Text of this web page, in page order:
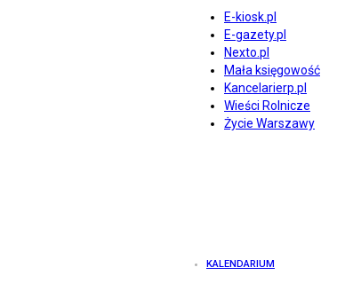
E-kiosk.pl
E-gazety.pl
Nexto.pl
Mała księgowość
Kancelarierp.pl
Wieści Rolnicze
Życie Warszawy
KALENDARIUM